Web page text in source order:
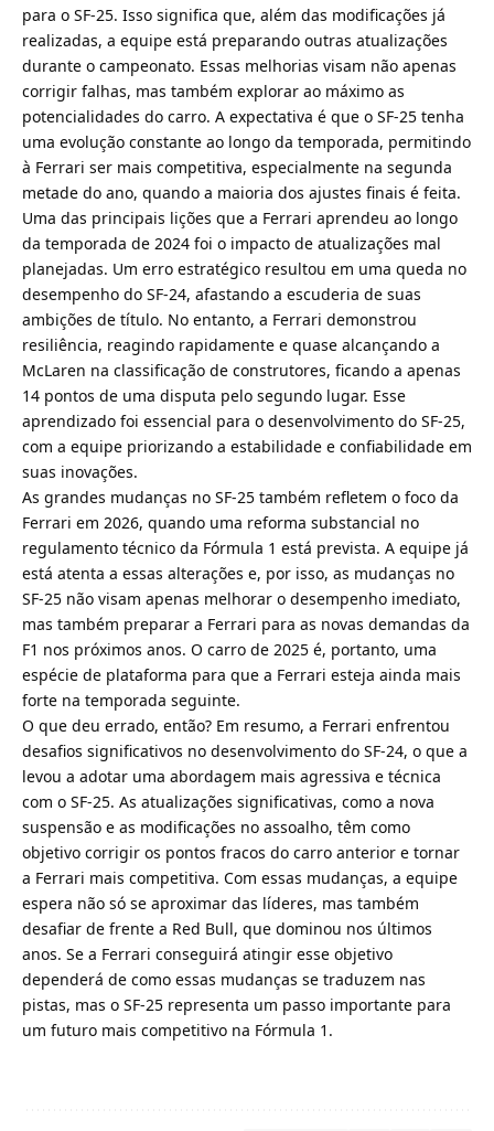
para o SF-25. Isso significa que, além das modificações já
realizadas, a equipe está preparando outras atualizações
durante o campeonato. Essas melhorias visam não apenas
corrigir falhas, mas também explorar ao máximo as
potencialidades do carro. A expectativa é que o SF-25 tenha
uma evolução constante ao longo da temporada, permitindo
à Ferrari ser mais competitiva, especialmente na segunda
metade do ano, quando a maioria dos ajustes finais é feita.
Uma das principais lições que a Ferrari aprendeu ao longo
da temporada de 2024 foi o impacto de atualizações mal
planejadas. Um erro estratégico resultou em uma queda no
desempenho do SF-24, afastando a escuderia de suas
ambições de título. No entanto, a Ferrari demonstrou
resiliência, reagindo rapidamente e quase alcançando a
McLaren na classificação de construtores, ficando a apenas
14 pontos de uma disputa pelo segundo lugar. Esse
aprendizado foi essencial para o desenvolvimento do SF-25,
com a equipe priorizando a estabilidade e confiabilidade em
suas inovações.
As grandes mudanças no SF-25 também refletem o foco da
Ferrari em 2026, quando uma reforma substancial no
regulamento técnico da Fórmula 1 está prevista. A equipe já
está atenta a essas alterações e, por isso, as mudanças no
SF-25 não visam apenas melhorar o desempenho imediato,
mas também preparar a Ferrari para as novas demandas da
F1 nos próximos anos. O carro de 2025 é, portanto, uma
espécie de plataforma para que a Ferrari esteja ainda mais
forte na temporada seguinte.
O que deu errado, então? Em resumo, a Ferrari enfrentou
desafios significativos no desenvolvimento do SF-24, o que a
levou a adotar uma abordagem mais agressiva e técnica
com o SF-25. As atualizações significativas, como a nova
suspensão e as modificações no assoalho, têm como
objetivo corrigir os pontos fracos do carro anterior e tornar
a Ferrari mais competitiva. Com essas mudanças, a equipe
espera não só se aproximar das líderes, mas também
desafiar de frente a Red Bull, que dominou nos últimos
anos. Se a Ferrari conseguirá atingir esse objetivo
dependerá de como essas mudanças se traduzem nas
pistas, mas o SF-25 representa um passo importante para
um futuro mais competitivo na Fórmula 1.